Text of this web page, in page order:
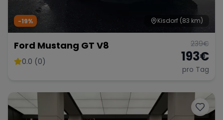
Kisdorf (83 km)
-19%
Ford Mustang GT V8
0.0 (0)
239€
193€
pro Tag